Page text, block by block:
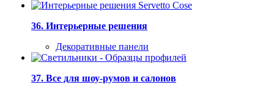
36. Интерьерные решения
Декоративные панели
37. Все для шоу-румов и салонов